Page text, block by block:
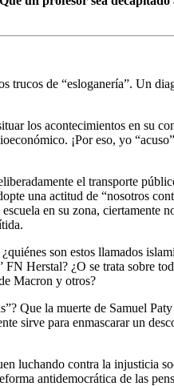
de “esloganería”. Un
los acontecimientos en su
¡Por eso, yo
el transporte
una actitud de “nosotros
en su zona, ciertamente
son estos llamados
Herstal? ¿O se trata sobre
Macron y otros?
Que la muerte de Samuel
sirve para enmascarar un
luchando contra la injusticia
antidemocrática de las